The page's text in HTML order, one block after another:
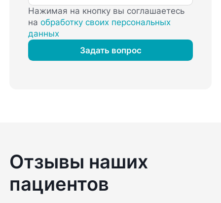
Нажимая на кнопку вы соглашаетесь
наобработку своих персональных
данных
Задать вопрос
Отзывы наших
пациентов